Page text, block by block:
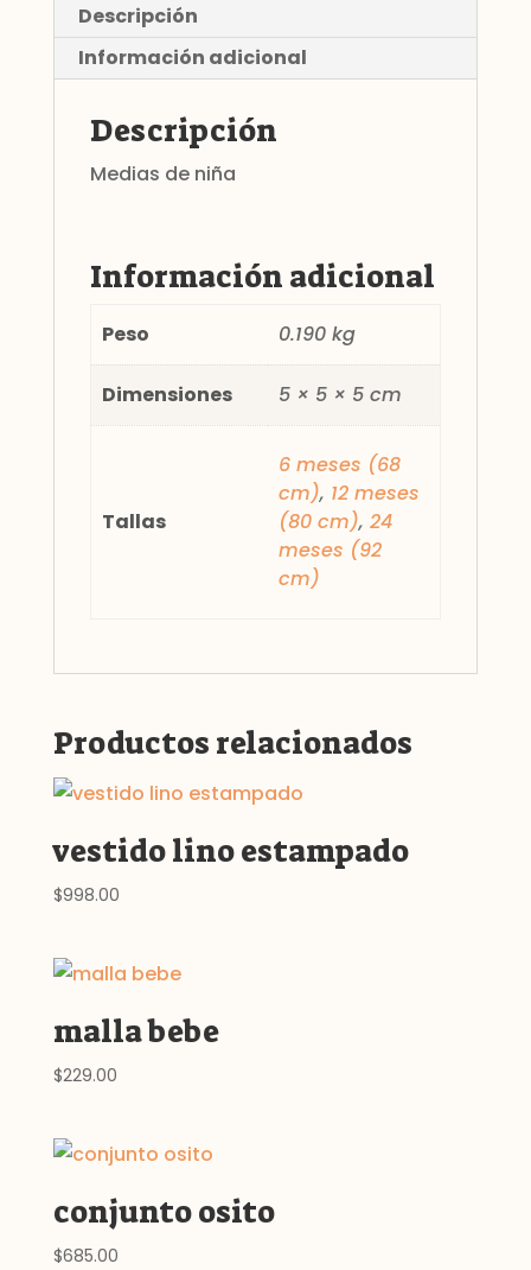
Descripción
Información adicional
Descripción
Medias de niña
Información adicional
Peso 0.190 kg
Dimensiones 5 × 5 × 5 cm
Tallas
6 meses (68
cm), 12 meses
(80 cm),24
meses (92
cm)
Productos relacionados
vestido lino estampado
$998.00
malla bebe
$229.00
conjunto osito
$685.00